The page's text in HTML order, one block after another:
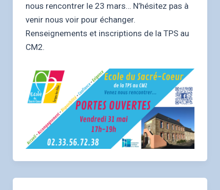
nous rencontrer le 23 mars… N’hésitez pas à
venir nous voir pour échanger.
Renseignements et inscriptions de la TPS au
CM2.